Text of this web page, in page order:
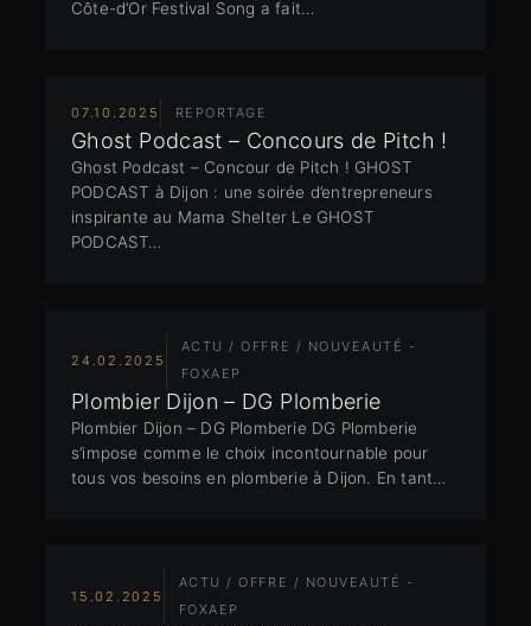
Côte-d’Or Festival Song a fait…
07.10.2025 REPORTAGE
Ghost Podcast – Concours de Pitch !
Ghost Podcast – Concour de Pitch ! GHOST
PODCAST à Dijon : une soirée d’entrepreneurs
inspirante au Mama Shelter Le GHOST
PODCAST…
24.02.2025
ACTU / OFFRE / NOUVEAUTÉ -
FOXAEP
Plombier Dijon – DG Plomberie
Plombier Dijon – DG Plomberie DG Plomberie
s’impose comme le choix incontournable pour
tous vos besoins en plomberie à Dijon. En tant…
15.02.2025
ACTU / OFFRE / NOUVEAUTÉ -
FOXAEP